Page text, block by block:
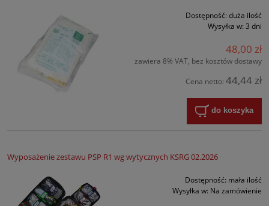
Dostępność: duża ilość
Wysyłka w: 3 dni
48,00 zł
zawiera 8% VAT, bez kosztów dostawy
Cena netto: 44,44 zł
do koszyka
Wyposażenie zestawu PSP R1 wg wytycznych KSRG 02.2026
Dostępność: mała ilość
Wysyłka w: Na zamówienie